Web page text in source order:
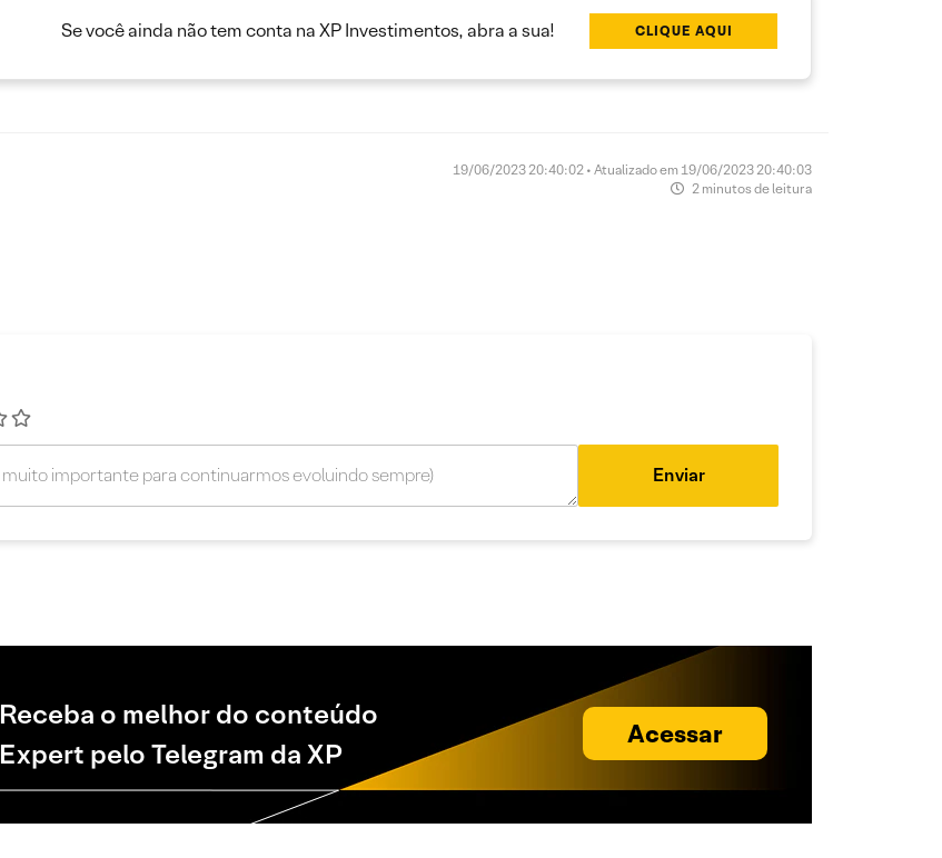
Se você ainda não tem conta na XP Investimentos, abra a sua! CLIQUE AQUI
19/06/2023 20:40:02 • Atualizado em 19/06/2023 20:40:03
2 minutos de leitura
Enviar
Receba o melhor do conteúdo
Expert pelo Telegram da XP
Acessar